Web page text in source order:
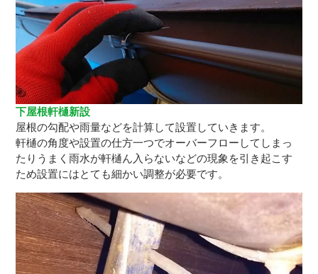
下屋根軒樋新設
屋根の勾配や雨量などを計算して設置していきます。
軒樋の角度や設置の仕方一つでオーバーフローしてしまっ
たりうまく雨水が軒樋ん入らないなどの現象を引き起こす
ため設置にはとても細かい調整が必要です。